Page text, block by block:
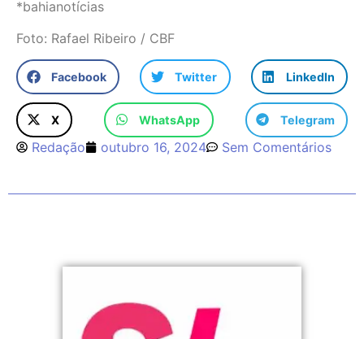
*bahianotícias
Foto: Rafael Ribeiro / CBF
Facebook Twitter LinkedIn
X WhatsApp Telegram
Redação outubro 16, 2024 Sem Comentários